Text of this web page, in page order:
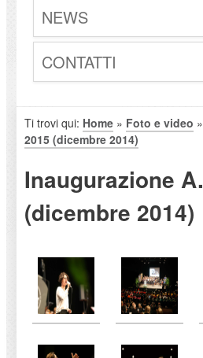
NEWS
CONTATTI
Ti trovi qui: Home» Foto e video »
2015 (dicembre 2014)
Inaugurazione
(dicembre 2014)